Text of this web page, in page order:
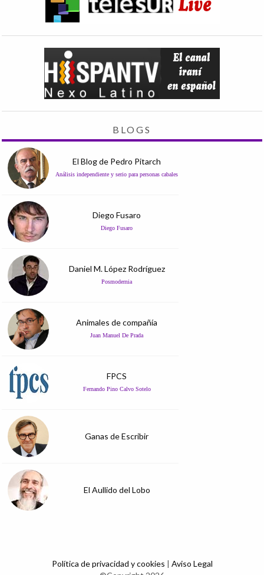
BLOGS
El Blog de Pedro Pitarch
Análisis independiente y serio para personas cabales
Diego Fusaro
Diego Fusaro
Daniel M. López Rodríguez
Posmodernia
Animales de compañía
Juan Manuel De Prada
FPCS
Fernando Pino Calvo Sotelo
Ganas de Escribir
El Aullido del Lobo
Política de privacidad y cookies | Aviso Legal